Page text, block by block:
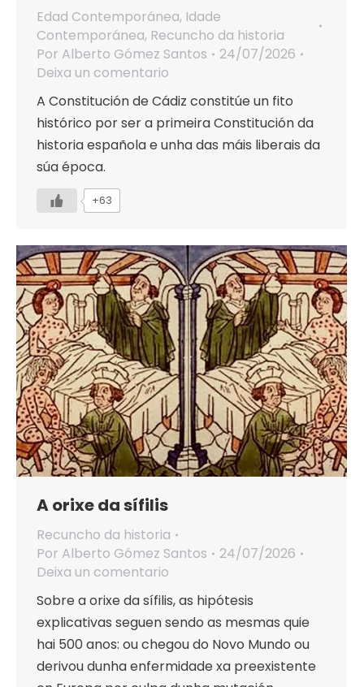
Edad Contemporánea, Idade
Contemporánea, Recuncho da historia
Por Alberto Gómez Santos
24/07/2026
Deixa un comentario
A Constitución de Cádiz constitúe un fito
histórico por ser a primeira Constitución da
historia española e unha das máis liberais da
súa época.
+63
A orixe da sífilis
Recuncho da historia
Por Alberto Gómez Santos
24/07/2026
Deixa un comentario
Sobre a orixe da sífilis, as hipótesis
explicativas seguen sendo as mesmas quie
hai 500 anos: ou chegou do Novo Mundo ou
derivou dunha enfermidade xa preexistente